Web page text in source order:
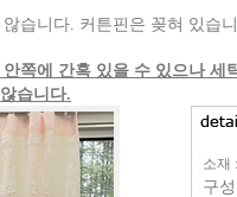
습니다. 커튼핀은 꽂혀 있습
쪽에 간혹 있을 수 있으나 세
습니다.
소재
구